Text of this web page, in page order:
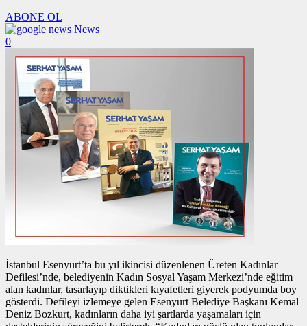
ABONE OL
News
0
İstanbul Esenyurt’ta bu yıl ikincisi düzenlenen Üreten Kadınlar
Defilesi’nde, belediyenin Kadın Sosyal Yaşam Merkezi’nde eğitim
alan kadınlar, tasarlayıp diktikleri kıyafetleri giyerek podyumda boy
gösterdi. Defileyi izlemeye gelen Esenyurt Belediye Başkanı Kemal
Deniz Bozkurt, kadınların daha iyi şartlarda yaşamaları için